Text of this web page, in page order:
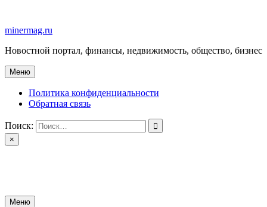
содержимому
minermag.ru
Новостной портал, финансы, недвижимость, общество, бизнес
Меню
Политика конфиденциальности
Обратная связь
Поиск:
×
Меню